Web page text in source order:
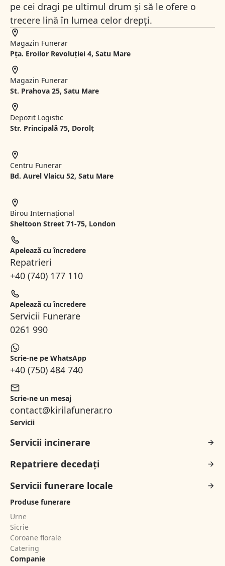
pe cei dragi pe ultimul drum și să le ofere o
trecere lină în lumea celor drepți.
Magazin Funerar
Pța. Eroilor Revoluției 4, Satu Mare
Magazin Funerar
St. Prahova 25, Satu Mare
Depozit Logistic
Str. Principală 75, Dorolț
Centru Funerar
Bd. Aurel Vlaicu 52, Satu Mare
Birou Internațional
Sheltoon Street 71-75, London
Apelează cu încredere
Repatrieri
+40 (740) 177 110
Apelează cu încredere
Servicii Funerare
0261 990
Scrie-ne pe WhatsApp
+40 (750) 484 740
Scrie-ne un mesaj
contact@kirilafunerar.ro
Servicii
Servicii incinerare
Repatriere decedați
Servicii funerare locale
Produse funerare
Urne
Sicrie
Coroane florale
Catering
Companie